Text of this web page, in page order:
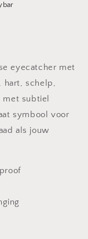
eyecatcher met
hart, schelp,
met subtiel
symbool voor
als jouw